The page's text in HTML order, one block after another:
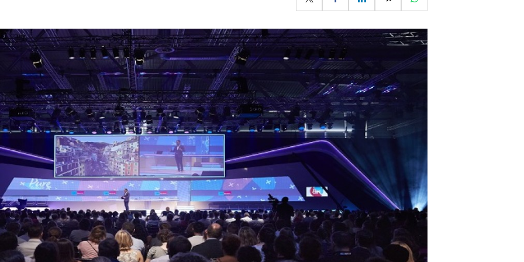
Reputatie & crisis